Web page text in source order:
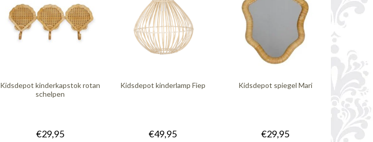
Kidsdepot kinderkapstok rotan
schelpen
€29,95
Kidsdepot kinderlamp Fiep
€49,95
Kidsdepot spiegel Mari
€29,95